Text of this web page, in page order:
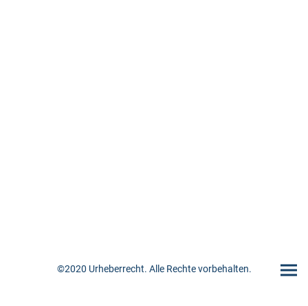
©2020 Urheberrecht. Alle Rechte vorbehalten.